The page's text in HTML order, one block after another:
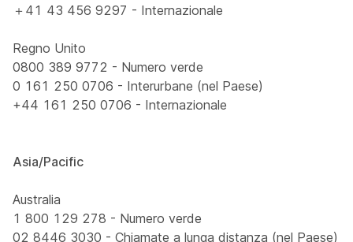
＋41 43 456 9297 - Internazionale
Regno Unito
0800 389 9772 - Numero verde
0 161 250 0706 - Interurbane (nel Paese)
+44 161 250 0706 - Internazionale
Asia/Pacific
Australia
1 800 129 278 - Numero verde
02 8446 3030 - Chiamate a lunga distanza (nel Paese)